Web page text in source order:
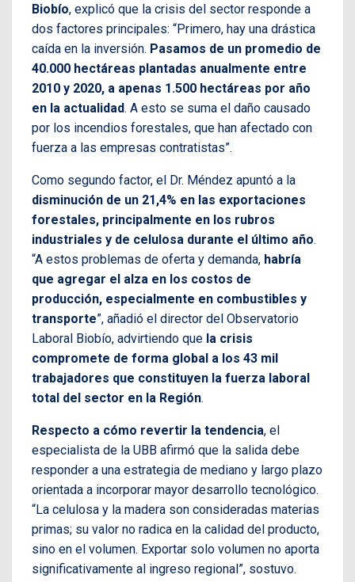
Biobío, explicó que la crisis del sector responde a
dos factores principales: “Primero, hay una drástica
caída en la inversión. Pasamos de un promedio de
40.000 hectáreas plantadas anualmente entre
2010 y 2020, a apenas 1.500 hectáreas por año
en la actualidad. A esto se suma el daño causado
por los incendios forestales, que han afectado con
fuerza a las empresas contratistas”.
Como segundo factor, el Dr. Méndez apuntó a la
disminución de un 21,4% en las exportaciones
forestales, principalmente en los rubros
industriales y de celulosa durante el último año.
“A estos problemas de oferta y demanda, habría
que agregar el alza en los costos de
producción, especialmente en combustibles y
transporte”, añadió el director del Observatorio
Laboral Biobío, advirtiendo que la crisis
compromete de forma global a los 43 mil
trabajadores que constituyen la fuerza laboral
total del sector en la Región.
Respecto a cómo revertir la tendencia, el
especialista de la UBB afirmó que la salida debe
responder a una estrategia de mediano y largo plazo
orientada a incorporar mayor desarrollo tecnológico.
“La celulosa y la madera son consideradas materias
primas; su valor no radica en la calidad del producto,
sino en el volumen. Exportar solo volumen no aporta
significativamente al ingreso regional”, sostuvo.